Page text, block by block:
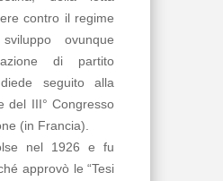
contro il regime
ovunque
di partito
seguito alla
del III° Congresso
(in Francia).
nel 1926 e fu
approvò le “Tesi